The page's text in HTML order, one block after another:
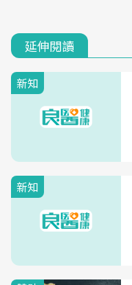
延伸閱讀
新知
新知